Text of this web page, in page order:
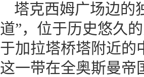
塔克西姆广场边的
道”，位于历史悠久
于加拉塔桥塔附近的
这一带在全奥斯曼帝